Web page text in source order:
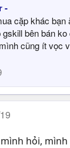
-
cặp khác bạn
gskill bên bán
cũng ít vọc
hỏi,